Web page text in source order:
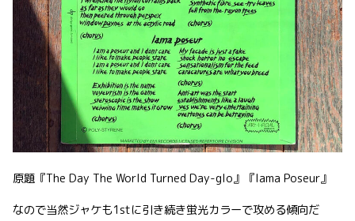
原題『The Day The World Turned Day-glo』『Iama Poseur』
なので当然ジャケも1stに引き続き蛍光カラーで攻める傾向だ